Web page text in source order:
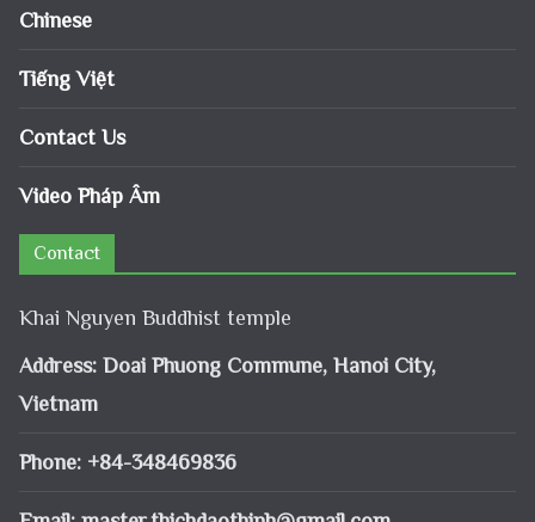
Chinese
Tiếng Việt
Contact Us
Video Pháp Âm
Contact
Khai Nguyen Buddhist temple
Address: Doai Phuong Commune, Hanoi City,
Vietnam
Phone: +84-348469836